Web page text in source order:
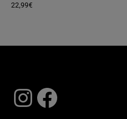
22,99€
Instagram
Facebook